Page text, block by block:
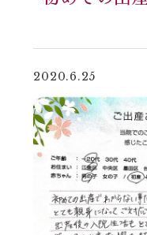
2020.6.25